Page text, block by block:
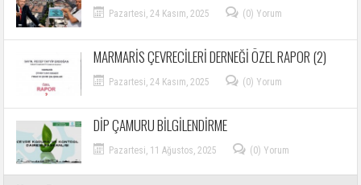
Pazartesi, 24 Kasım, 2025 (0) Yorum
MARMARİS ÇEVRECİLERİ DERNEĞİ ÖZEL RAPOR (2)
Pazartesi, 24 Kasım, 2025 (0) Yorum
DİP ÇAMURU BİLGİLENDİRME
Pazartesi, 11 Ağustos, 2025 (0) Yorum